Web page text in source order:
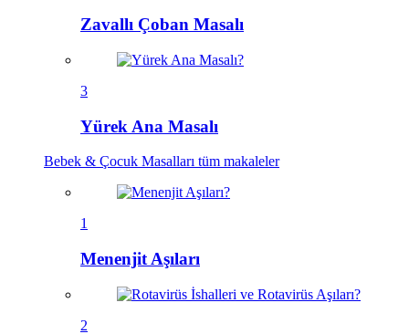
Zavallı Çoban Masalı
3
Yürek Ana Masalı
Bebek & Çocuk Masalları tüm makaleler
1
Menenjit Aşıları
2